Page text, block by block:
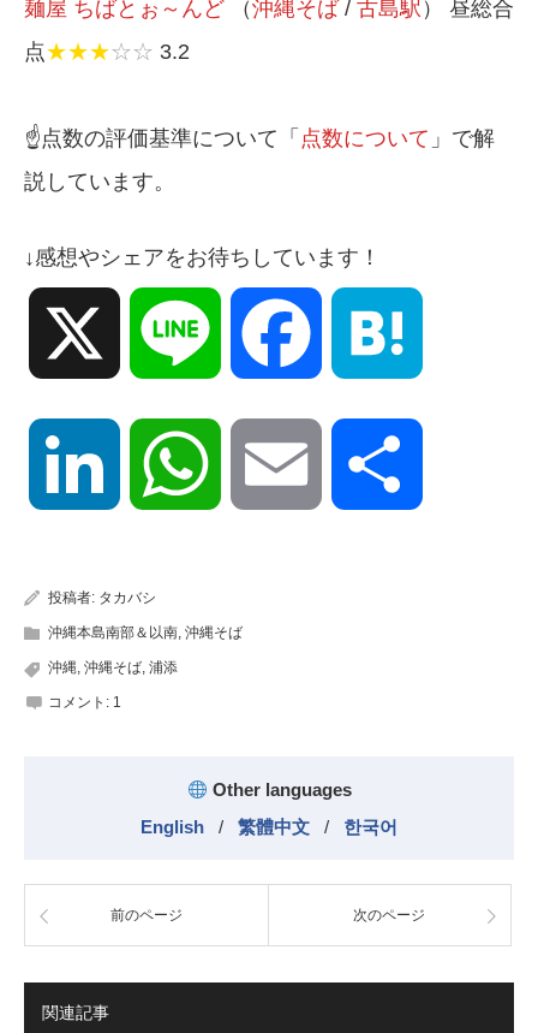
麺屋 ちばとぉ～んど （沖縄そば/ 古島駅 ） 昼総合
点★★★☆☆ 3.2
☝️点数の評価基準について「 点数について 」で解
説しています。
↓感想やシェアをお待ちしています！
Line Facebook
LinkedIn WhatsApp Email
投稿者: タカバシ
沖縄本島南部＆以南, 沖縄そば
沖縄, 沖縄そば, 浦添
コメント: 1
Other languages
English
/ 繁體中文 / 한국어
前のページ 次のページ
関連記事